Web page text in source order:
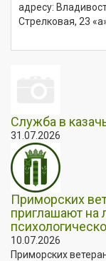
адресу:
Стрелковая, 23
Служба в
31.07.2026
Приморских
приглашают на
10.07.2026
Приморских